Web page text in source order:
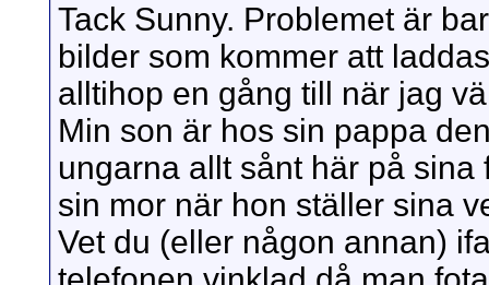
Tack Sunny. Problemet är
bilder som kommer att
alltihop en gång till när jag
Min son är hos sin pappa
ungarna allt sånt här på
sin mor när hon ställer sina
Vet du (eller någon annan)